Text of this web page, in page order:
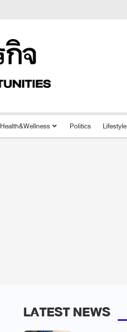
Health&Wellness Politics Lifestyle
LATEST NEWS